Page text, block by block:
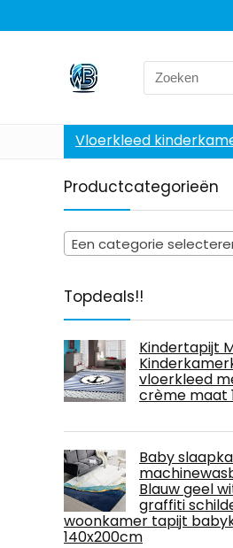
Search
for:
Vloerkleed
Productcategorieën
Een categorie
Topdeals!!
Kindertapijt
vloerkleed
crème maat
Baby
Blauw geel
graffiti
woonkamer tapijt
140x200cm